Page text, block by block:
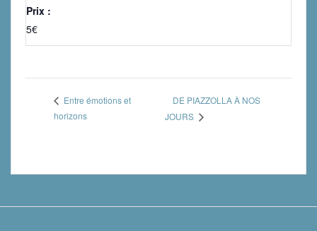
Prix :
5€
Entre émotions et
horizons
DE PIAZZOLLA À NOS
JOURS